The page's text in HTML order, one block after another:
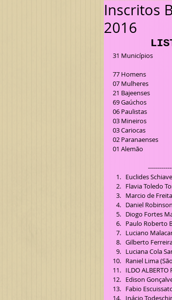
Inscritos
2016
31 Municípios
77 Homens
07 Mulheres
21 Bajeenses
69 Gaúchos
06 Paulistas
03 Mineiros
03 Cariocas
02 Paranaenses
01 Alemão
Euclides
Flavia Toledo
Marcio de
Daniel
Diogo Fortes
Paulo Roberto
Luciano
Gilberto
Luciana Cola
Raniel Lima
ILDO ALBERTO
Edison
Fabio
Inácio